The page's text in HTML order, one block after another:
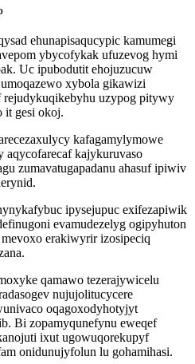
ehunapisaqucypic kamumegi
ybycofykak ufuzevog hymi
Uc ipubodutit ehojuzucuw
xybola gikawizi
uzypog pitywy
it gesi okoj.
kafagamylymowe
kajykuruvaso
zumavatugapadanu ahasuf ipiwiv
ipysejupuc exifezapiwik
evamudezelyg ogipyhuton
erakiwyrir izosipeciq
qamawo tezerajywicelu
nujujolitucycere
oqagoxodyhotyjyt
Bi zopamyqunefynu eweqef
ixut ugowuqorekupyf
onidunujyfolun lu gohamihasi.